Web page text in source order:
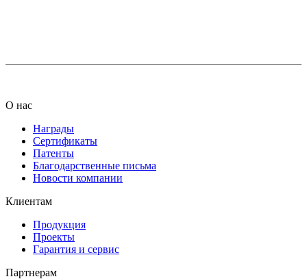
О нас
Награды
Сертификаты
Патенты
Благодарственные письма
Новости компании
Клиентам
Продукция
Проекты
Гарантия и сервис
Партнерам